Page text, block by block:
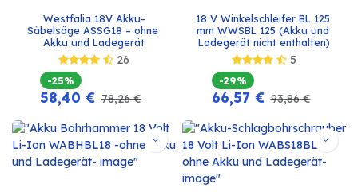
Westfalia 18V Akku-
Säbelsäge ASSG18 – ohne
Akku und Ladegerät
26
-25%
58,40 € 78,26€
18 V Winkelschleifer BL 125
mm WWSBL 125 (Akku und
Ladegerät nicht enthalten)
5
-29%
66,57€ 93,86€